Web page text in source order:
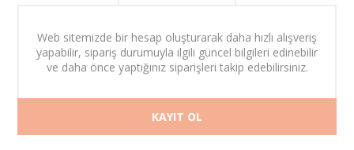
Web sitemizde bir hesap oluşturarak daha hızlı alışveriş
yapabilir, sipariş durumuyla ilgili güncel bilgileri edinebilir
ve daha önce yaptığınız siparişleri takip edebilirsiniz.